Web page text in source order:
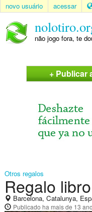
novo usuário acessar
não jogo fora, te
+ Publicar
Otros regalos
Regalo libro
Barcelona, Catalunya,
Publicado ha mais de 13